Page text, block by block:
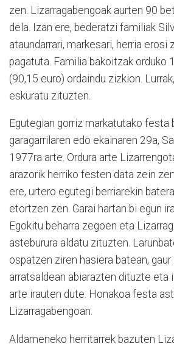
zen. Lizarragabengoak aurten 90
dela. Izan ere, bederatzi familiak
ataundarrari, markesari, herria erosi
pagatuta. Familia bakoitzak orduko
(90,15 euro) ordaindu zizkion.
eskuratu zituzten.
Egutegian gorriz markatutako festa
garagarrilaren edo ekainaren 29a,
1977ra arte. Ordura arte
arazorik herriko festen data zein
ere, urtero egutegi berriarekin
etortzen zen. Garai hartan bi egun
Egokitu beharra zegoen eta
asteburura aldatu zituzten.
ospatzen ziren hasiera batean, gaur
arratsaldean abiarazten dituzte eta
arte irauten dute. Honakoa festa
Lizarragabengoan.
Aldameneko herritarrek bazuten